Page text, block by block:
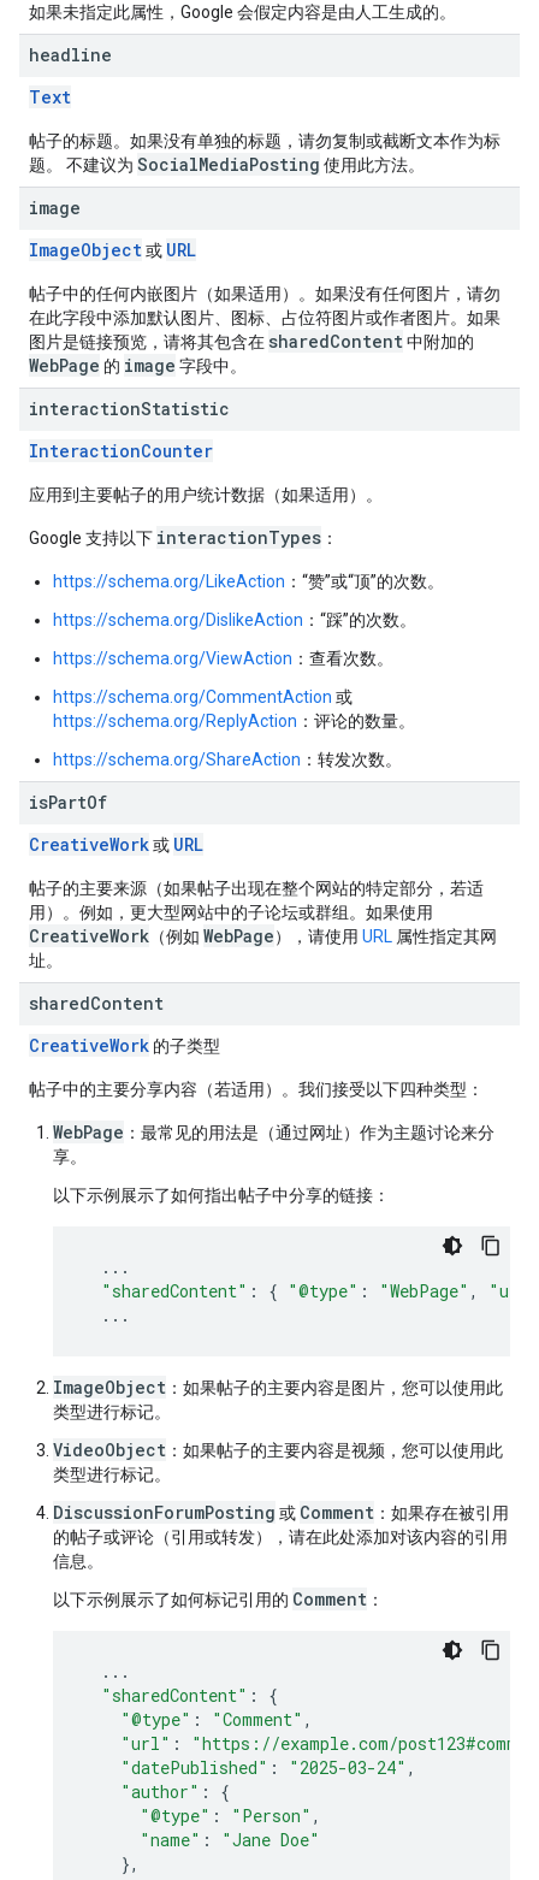
如果未指定此属性，Google 会假定内容是由人工生成的。
headline
Text
帖子的标题。如果没有单独的标题，请勿复制或截断文本作为标
题。 不建议为 SocialMediaPosting 使用此方法。
image
ImageObject 或 URL
帖子中的任何内嵌图片（如果适用）。如果没有任何图片，请勿
在此字段中添加默认图片、图标、占位符图片或作者图片。如果
图片是链接预览，请将其包含在 sharedContent 中附加的
WebPage 的 image 字段中。
interactionStatistic
InteractionCounter
应用到主要帖子的用户统计数据（如果适用）。
Google 支持以下 interactionTypes ：
https://schema.org/LikeAction ：“赞”或“顶”的次数。
https://schema.org/DislikeAction ：“踩”的次数。
https://schema.org/ViewAction ：查看次数。
https://schema.org/CommentAction 或
https://schema.org/ReplyAction ：评论的数量。
https://schema.org/ShareAction ：转发次数。
isPartOf
CreativeWork或 URL
帖子的主要来源（如果帖子出现在整个网站的特定部分，若适
用）。例如，更大型网站中的子论坛或群组。如果使用
CreativeWork （例如 WebPage），请使用 URL 属性指定其网
址。
sharedContent
CreativeWork 的子类型
帖子中的主要分享内容（若适用）。我们接受以下四种类型：
WebPage ：最常见的用法是（通过网址）作为主题讨论来分
享。
以下示例展示了如何指出帖子中分享的链接：
...
"sharedContent" : { "@type" : "WebPage" ,
"url"
...
ImageObject ：如果帖子的主要内容是图片，您可以使用此
类型进行标记。
VideoObject ：如果帖子的主要内容是视频，您可以使用此
类型进行标记。
DiscussionForumPosting 或 Comment ：如果存在被引用
的帖子或评论（引用或转发），请在此处添加对该内容的引用
信息。
以下示例展示了如何标记引用的 Comment ：
...
"sharedContent" :
{
"@type" : "Comment" ,
"url" :
"https://example.com/
"datePublished" : "2025-03-24" ,
"author" :
{
"@type" : "Person" ,
"name" :
"Jane Doe"
},